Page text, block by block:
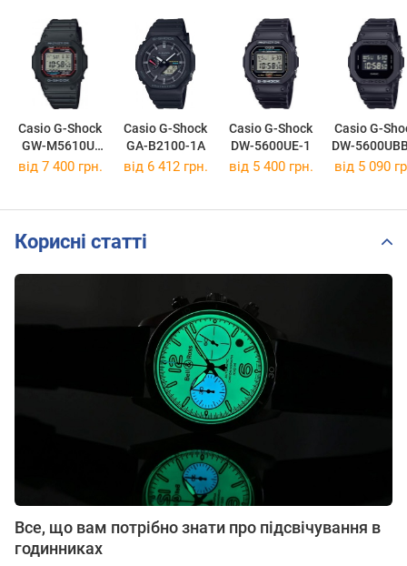
Casio G-Shock
GW-M5610U-
1E
Casio G-Shock
GA-B2100-1A
Casio G-Shock
DW-5600UE-1
Casio G-
DW-
від 7 400 грн. від 6 412 грн. від 5 400 грн. від 5 090
Корисні статті
Все, що вам потрібно знати про підсвічування в
годинниках